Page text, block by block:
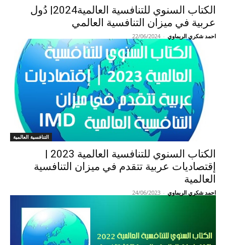
الكتاب السنوي للتنافسية العالمية2024| دُول
عربية في ميزان التنافسية العالمي
احمد شكري الريماوي -
22/06/2024
التنافسية العالمية
الكتاب السنوي للتنافسية العالمية 2023 |
إقتصاديات عربية تتقدم في ميزان التنافسية
العالمية
احمد شكري الريماوي -
24/06/2023